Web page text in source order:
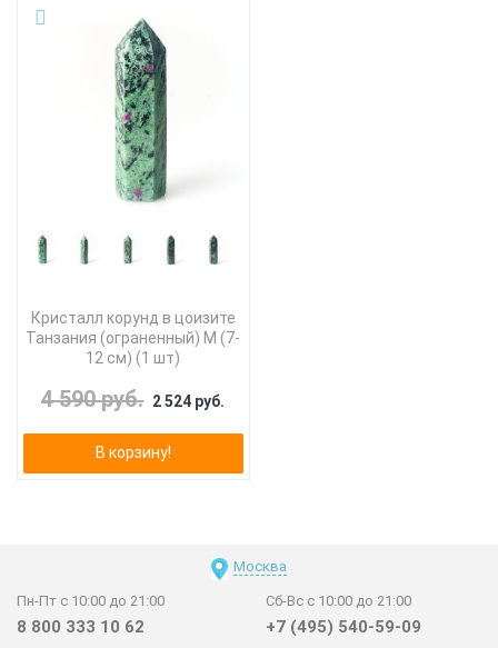
Кристалл корунд в цоизите
Танзания (ограненный) M (7-
12 см) (1 шт)
4 590 руб. 2 524 руб.
В корзину!
Москва
Пн-Пт с 10:00 до 21:00
8 800 333 10 62
Сб-Вс с 10:00 до 21:00
+7 (495) 540-59-09